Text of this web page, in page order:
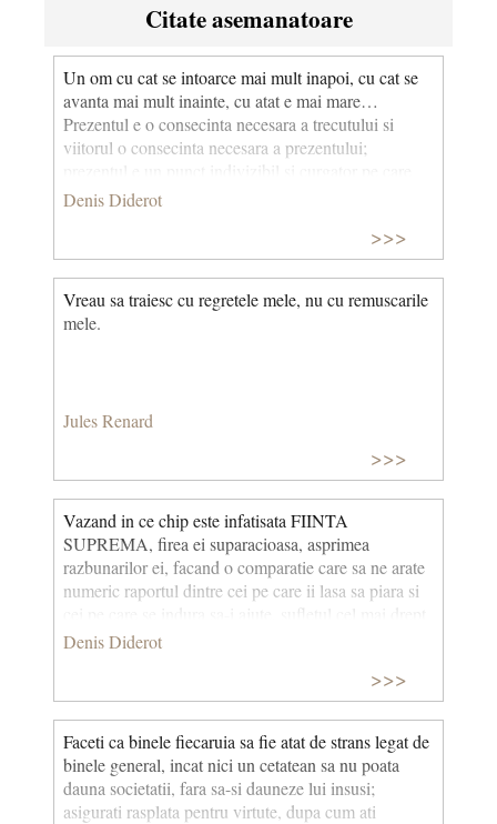
Citate asemanatoare
Un om cu cat se intoarce mai mult inapoi, cu cat se
avanta mai mult inainte, cu atat e mai mare…
Prezentul e o consecinta necesara a trecutului si
viitorul o consecinta necesara a prezentului;
prezentul e un punct indivizibil si curgator pe care
omul nu poate sta, asa cum nu poate sta pe varful
Denis Diderot
>>>
Vreau sa traiesc cu regretele mele, nu cu remuscarile
mele.
Jules Renard
>>>
Vazand in ce chip este infatisata FIINTA
SUPREMA, firea ei suparacioasa, asprimea
razbunarilor ei, facand o comparatie care sa ne arate
numeric raportul dintre cei pe care ii lasa sa piara si
cei pe care se indura sa-i ajute, sufletul cel mai drept
ar fi ispitit sa doreasca sa nu existe o astfel de fiinta.
siguri ca nu avem de ce sa ne temem pe cealalta; pe
nimeni nu l-a speriat gandul ca nu exista Dumnezeu,
ci gandul ca e asa cum este infatisat.
Denis Diderot
>>>
Faceti ca binele fiecaruia sa fie atat de strans legat de
binele general, incat nici un cetatean sa nu poata
dauna societatii, fara sa-si dauneze lui insusi;
asigurati rasplata pentru virtute, dupa cum ati